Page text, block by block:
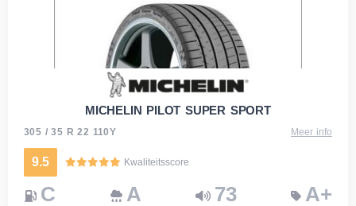
MICHELIN PILOT SUPER SPORT
305 / 35 R 22 110Y Meer info
9.5 Kwaliteitsscore
C A 73 A+